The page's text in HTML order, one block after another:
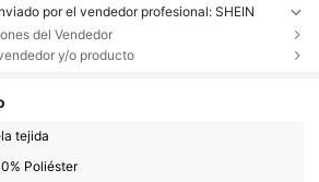
por el vendedor profesional: SHEIN
del Vendedor
y/o producto
tejida
Poliéster